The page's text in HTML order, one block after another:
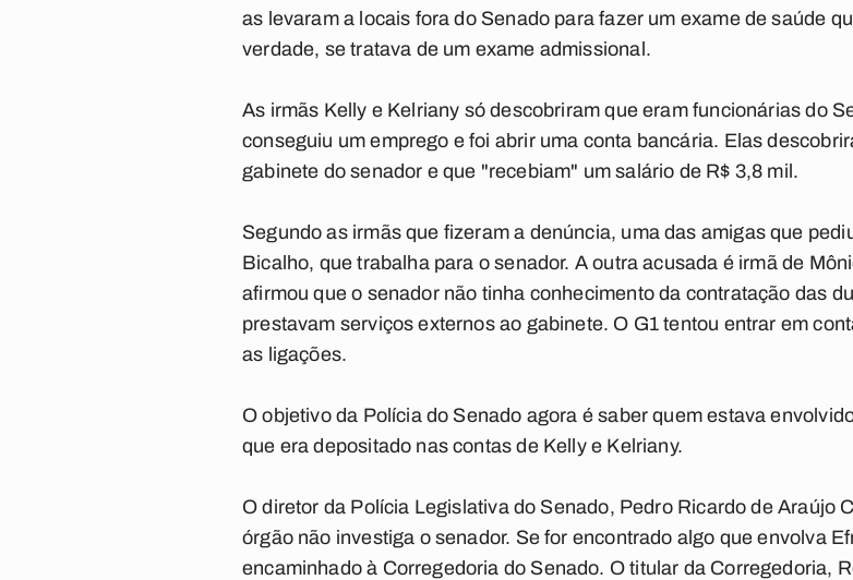
as levaram a locais fora do Senado para fazer um exame de saúde
verdade, se tratava de um exame admissional.
As irmãs Kelly e Kelriany só descobriram que eram funcionárias do
conseguiu um emprego e foi abrir uma conta bancária. Elas
gabinete do senador e que "recebiam" um salário de R$ 3,8 mil.
Segundo as irmãs que fizeram a denúncia, uma das amigas que
Bicalho, que trabalha para o senador. A outra acusada é irmã de
afirmou que o senador não tinha conhecimento da contratação das
prestavam serviços externos ao gabinete. O G1 tentou entrar em
as ligações.
O objetivo da Polícia do Senado agora é saber quem estava
que era depositado nas contas de Kelly e Kelriany.
O diretor da Polícia Legislativa do Senado, Pedro Ricardo de Araújo
órgão não investiga o senador. Se for encontrado algo que envolva
encaminhado à Corregedoria do Senado. O titular da Corregedoria,